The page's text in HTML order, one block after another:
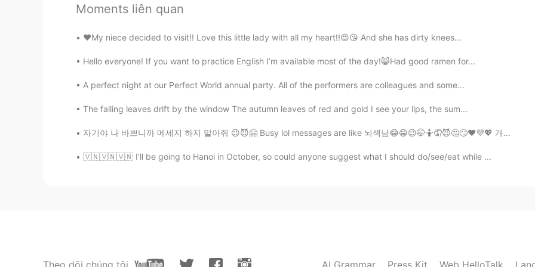
Rachei' 😂😂
Conor 2020.05.27 22:07
Conor 2020.05.27 22:00
@Gilcimara kkkk eu não se
Moments liên quan
♥️My niece decided to visit!! Love this little lady with all my heart!!😍😘 And she has dirty knees...
Hello everyone! If you want to practice English I’m available most of the day!😸Had good ramen for...
A perfect night at our Perfect World annual party. All of the performers are colleagues and some...
The falling leaves drift by the window The autumn leaves of red and gold I see your lips, the sum...
자기야 나 바쁘니까 메세지 하지 말아줘 😉😈🤗 Busy lol messages are like 뇌섹남😂😁😉🤭🤷🤦😈🤔🙄❤️💜💖 개소리 하면 차단 합니다 ㅋㅋㅋㅋ
🇻🇳🇻🇳🇻🇳 I’ll be going to Hanoi in October, so could anyone suggest what I should do/see/eat while ...
Theo dõi chúng tôi AI Grammar Press Kit Web HelloTalk